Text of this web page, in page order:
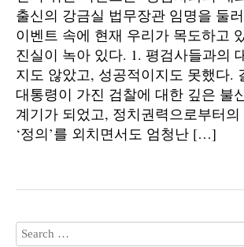
출신의 강금실 법무장관 임명을 둘
이벤트 속에 현재 우리가 목도하고
진실이 녹아 있다. 1. 평검사들과의
지도 않았고, 성공적이지도 못했다.
대통령이 가진 검찰에 대한 깊은 불
계기가 되었고, 정치권력으로부터
‘정의’를 외치면서도 엄청난 […]